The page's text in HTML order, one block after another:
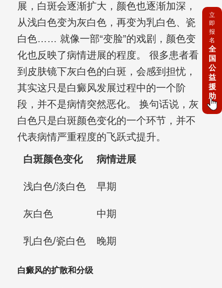
展，白斑会逐渐扩大，颜色也逐渐加深，
从浅白色变为灰白色，再变为乳白色、瓷
白色…… 就像一部“变脸”的戏剧，颜色变
化也反映了病情进展的程度。 很多患者看
到皮肤镜下灰白色的白斑，会感到担忧，
其实这只是白癜风发展过程中的一个阶
段，并不是病情突然恶化。 换句话说，灰
白色只是白斑颜色变化的一个环节，并不
代表病情严重程度的飞跃式提升。
白斑颜色变化 病情进展
浅白色/淡白色 早期
灰白色 中期
乳白色/瓷白色 晚期
白癜风的扩散和分级
立
即
报
名
全
国
公
益
援
助